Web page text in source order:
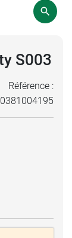
S003
Référence :